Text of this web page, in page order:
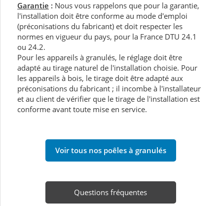
Garantie : Nous vous rappelons que pour la garantie,
l'installation doit être conforme au mode d'emploi
(préconisations du fabricant) et doit respecter les
normes en vigueur du pays, pour la France DTU 24.1
ou 24.2.
Pour les appareils à granulés, le réglage doit être
adapté au tirage naturel de l'installation choisie. Pour
les appareils à bois, le tirage doit être adapté aux
préconisations du fabricant ; il incombe à l'installateur
et au client de vérifier que le tirage de l'installation est
conforme avant toute mise en service.
Voir tous nos poêles à granulés
Questions fréquentes